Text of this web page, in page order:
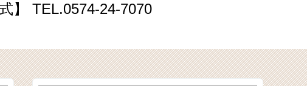
】 TEL.0574-24-7070